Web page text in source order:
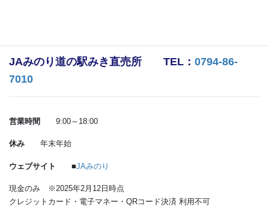
JAみのり道の駅みき直売所 TEL： 0794-86-
7010
営業時間 9:00～18:00
休み 年末年始
ウェブサイト ■JAみのり
現金のみ ※2025年2月12日時点
クレジットカード・電子マネー・QRコード決済 利用不可